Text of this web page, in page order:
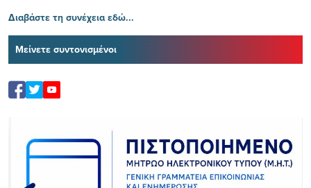
Διαβάστε τη συνέχεια εδώ...
Μείνετε συντονισμένοι